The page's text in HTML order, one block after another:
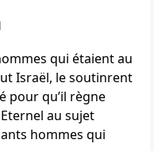
qui étaient au
Israël, le soutinrent
pour qu’il règne
au sujet
hommes qui